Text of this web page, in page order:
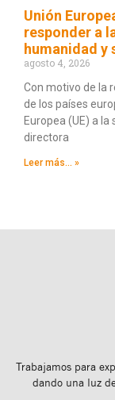
Unión
responder a
humanidad y
agosto 4, 2026
Con motivo de la
de los países
Europea (UE) a
directora
Leer más... »
Trabajamos para
dando una luz